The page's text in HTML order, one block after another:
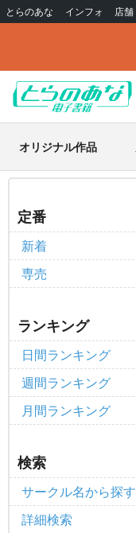
とらのあな インフォ 店舗
オリジナル作品
定番
新着
専売
ランキング
日間ランキング
週間ランキング
月間ランキング
検索
サークル名から探す
詳細検索